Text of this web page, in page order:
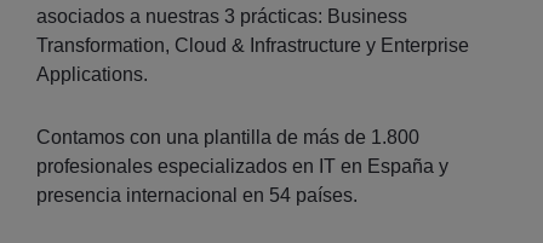
asociados a nuestras 3 prácticas: Business
Transformation, Cloud & Infrastructure y Enterprise
Applications.
Contamos con una plantilla de más de 1.800
profesionales especializados en IT en España y
presencia internacional en 54 países.